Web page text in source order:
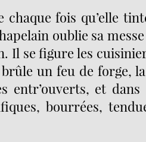
chaque fois qu’elle
oublie sa
Il se figure les
un feu de forge,
entr’ouverts, et
bourrées,